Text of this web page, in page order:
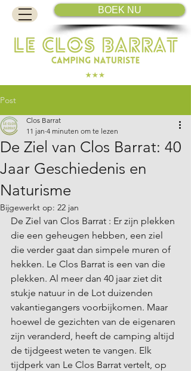
BOEK NU
Post
De Ziel van Clos Barrat: 40
Jaar Geschiedenis en
Naturisme
Clos Barrat
11 jan 4 minuten om te lezen
Bijgewerkt op: 22 jan
De Ziel van Clos Barrat : Er zijn plekken
die een geheugen hebben, een ziel
die verder gaat dan simpele muren of
hekken. Le Clos Barrat is een van die
plekken. Al meer dan 40 jaar ziet dit
stukje natuur in de Lot duizenden
vakantiegangers voorbijkomen. Maar
hoewel de gezichten van de eigenaren
zijn veranderd, heeft de camping altijd
de tijdgeest weten te vangen. Elk
tijdperk van Le Clos Barrat vertelt, op